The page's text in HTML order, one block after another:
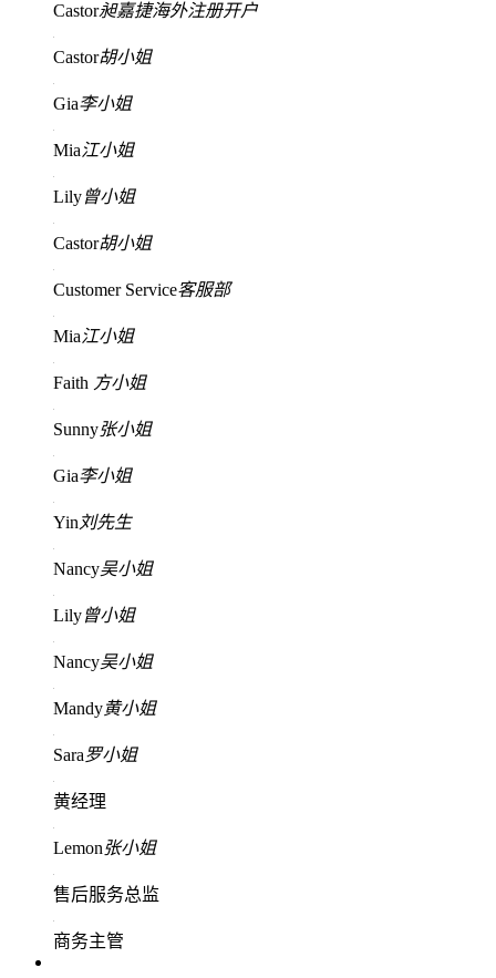
Castor昶嘉捷海外注册开户
Castor胡小姐
Gia李小姐
Mia江小姐
Lily曾小姐
Castor胡小姐
Customer Service客服部
Mia江小姐
Faith 方小姐
Sunny张小姐
Gia李小姐
Yin 刘先生
Nancy吴小姐
Lily曾小姐
Nancy吴小姐
Mandy黄小姐
Sara罗小姐
黄经理
Lemon张小姐
售后服务总监
商务主管